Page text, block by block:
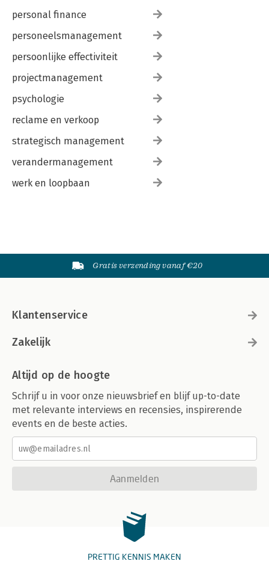
personal finance
personeelsmanagement
persoonlijke effectiviteit
projectmanagement
psychologie
reclame en verkoop
strategisch management
verandermanagement
werk en loopbaan
Gratis verzending vanaf €20
Klantenservice
Zakelijk
Altijd op de hoogte
Schrijf u in voor onze nieuwsbrief en blijf up-to-date
met relevante interviews en recensies, inspirerende
events en de beste acties.
Aanmelden
PRETTIG KENNIS MAKEN